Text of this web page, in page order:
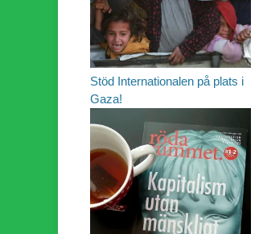
Stöd Internationalen på plats i
Gaza!